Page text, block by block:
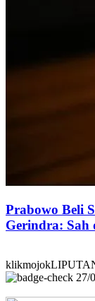
Prabowo Beli
Gerindra:
27/